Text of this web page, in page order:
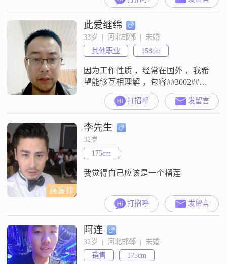
30##2014##40之间的有缘人做老婆
##3002##
此爱缠绵
33岁  |  河北邯郸  |  未婚
其他职业
158cm
因为工作性质 ，经常在国外 ，我希
望能够互相理解 ，包容##3002##我
没有多大的要求，也不反对对方交
朋友，只要她能够为我拒绝心思不
纯的人就可以了##3002##
打招呼 发留言
高富帅
李先生
32岁
175cm
我觉得自己应该是一个榴莲
打招呼 发留言
阿连
32岁  |  河北邯郸  |  未婚
销售
175cm